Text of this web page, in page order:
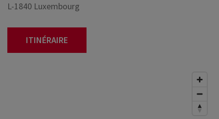
L-1840 Luxembourg
ITINÉRAIRE